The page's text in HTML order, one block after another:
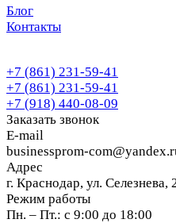
Блог
Контакты
+7 (861) 231-59-41
+7 (861) 231-59-41
+7 (918) 440-08-09
Заказать звонок
E-mail
businessprom-
Адрес
г. Краснодар, ул.
Режим работы
Пн. – Пт.: с 9:00 до 18:00